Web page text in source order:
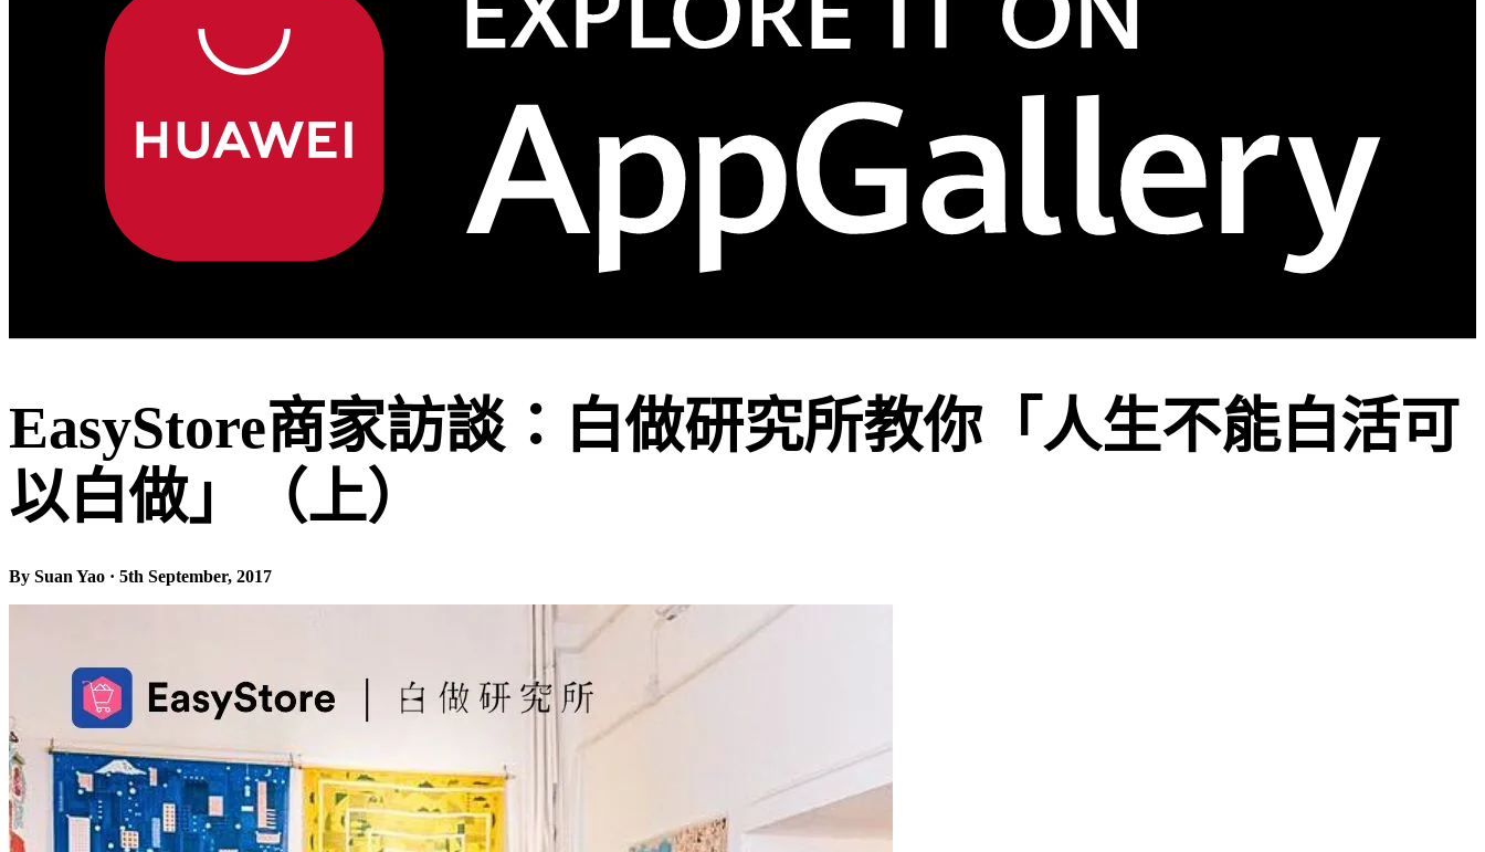
EasyStore商家訪談：白做研究所教你「人生不能白活可
以白做」（上）
By Suan Yao · 5th September, 2017